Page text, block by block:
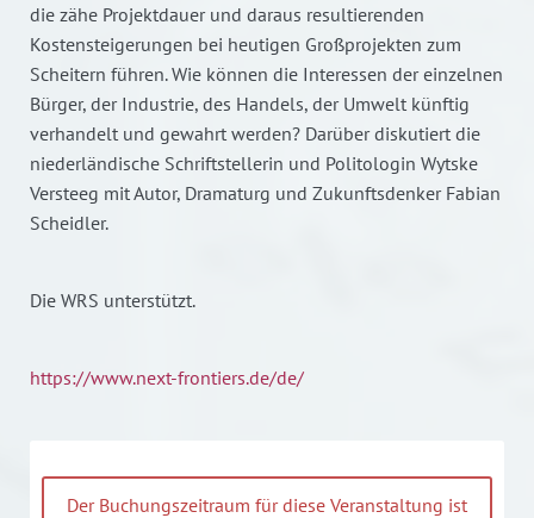
die zähe Projektdauer und daraus resultierenden
Kostensteigerungen bei heutigen Großprojekten zum
Scheitern führen. Wie können die Interessen der einzelnen
Bürger, der Industrie, des Handels, der Umwelt künftig
verhandelt und gewahrt werden? Darüber diskutiert die
niederländische Schriftstellerin und Politologin Wytske
Versteeg mit Autor, Dramaturg und Zukunftsdenker Fabian
Scheidler.
Die WRS unterstützt.
https://www.next-frontiers.de/de/
Der Buchungszeitraum für diese Veranstaltung ist